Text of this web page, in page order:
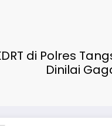
di Polres
Dinilai